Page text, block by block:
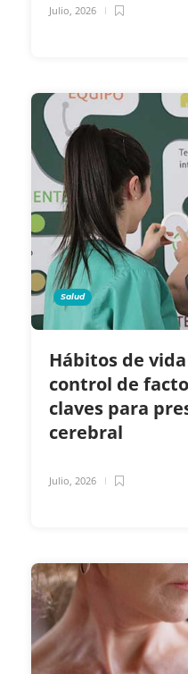
Julio, 2026
Salud
Hábitos de
control de
claves para
cerebral
Julio, 2026